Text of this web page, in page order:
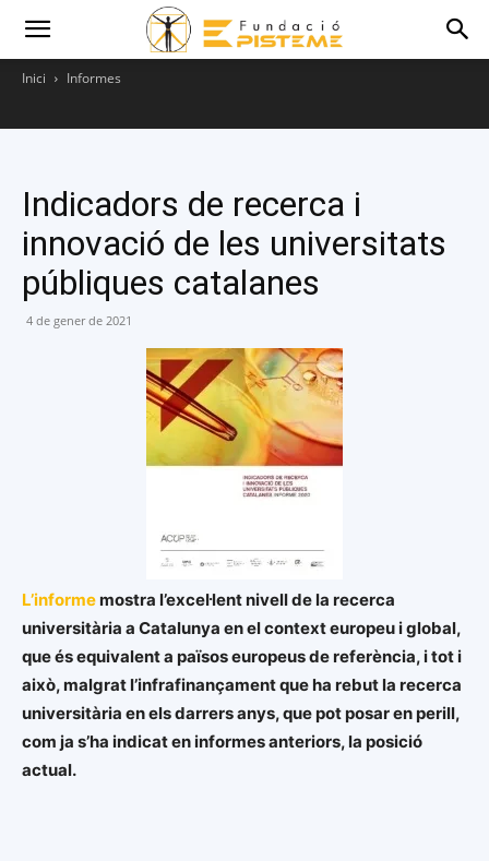
Inici Informes
Indicadors de recerca i
innovació de les universitats
públiques catalanes
4 de gener de 2021
L’informemostra l’excel·lent nivell de la recerca
universitària a Catalunya en el context europeu i global,
que és equivalent a països europeus de referència, i tot i
això, malgrat l’infrafinançament que ha rebut la recerca
universitària en els darrers anys, que pot posar en perill,
com ja s’ha indicat en informes anteriors, la posició
actual.